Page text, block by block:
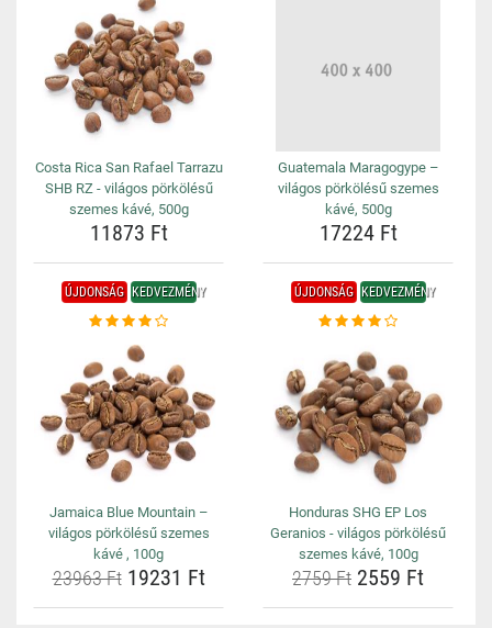
Costa Rica San Rafael Tarrazu
SHB RZ - világos pörkölésű
szemes kávé, 500g
11873 Ft
Guatemala Maragogype –
világos pörkölésű szemes
kávé, 500g
17224 Ft
ÚJDONSÁG KEDVEZMÉNY
Jamaica Blue Mountain –
világos pörkölésű szemes
kávé , 100g
23963 Ft19231 Ft
ÚJDONSÁG KEDVEZMÉNY
Honduras SHG EP Los
Geranios - világos pörkölésű
szemes kávé, 100g
2759 Ft 2559 Ft